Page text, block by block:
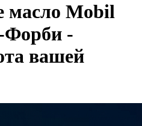
масло Mobil
Форби -
вашей